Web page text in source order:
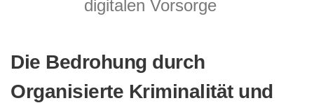
Internetsuche
Die Bedrohung durch
Organisierte Kriminalität und